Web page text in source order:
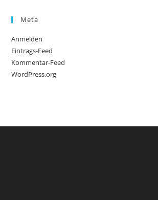
Meta
Anmelden
Eintrags-Feed
Kommentar-Feed
WordPress.org